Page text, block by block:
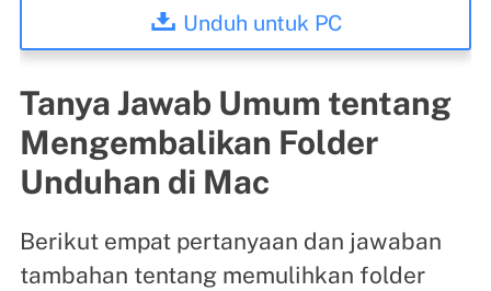
Unduh untuk PC
Tanya Jawab Umum tentang
Mengembalikan Folder
Unduhan di Mac
Berikut empat pertanyaan dan jawaban
tambahan tentang memulihkan folder